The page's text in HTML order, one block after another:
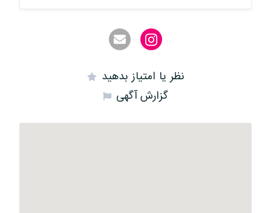
نظر یا امتیاز بدهید
گزارش آگهی